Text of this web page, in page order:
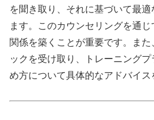
を聞き取り、それに基づいて最
ます。このカウンセリングを通
関係を築くことが重要です。ま
ックを受け取り、トレーニング
め方について具体的なアドバイス